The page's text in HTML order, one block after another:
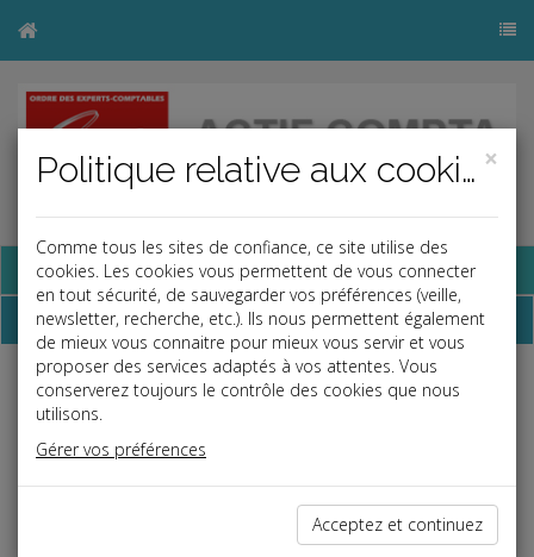
Base documentaire
Dépêches
Liste des dernières dépêches
×
Politique relative aux cookies
Comme tous les sites de confiance, ce site utilise des
cookies. Les cookies vous permettent de vous connecter
en tout sécurité, de sauvegarder vos préférences (veille,
newsletter, recherche, etc.). Ils nous permettent également
de mieux vous connaitre pour mieux vous servir et vous
proposer des services adaptés à vos attentes. Vous
conserverez toujours le contrôle des cookies que nous
utilisons.
Gérer vos préférences
Acceptez et continuez